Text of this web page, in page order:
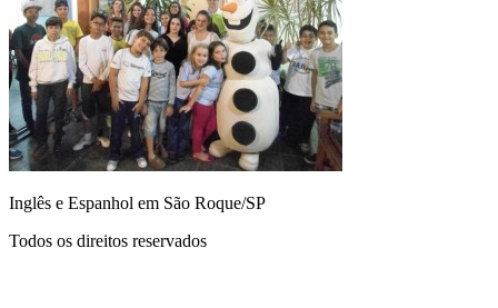
Inglês e Espanhol em São Roque/SP
Todos os direitos reservados